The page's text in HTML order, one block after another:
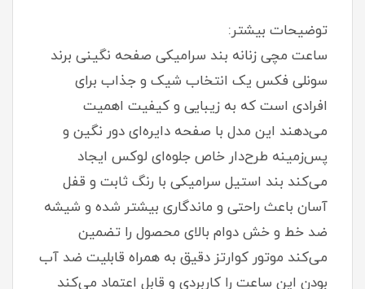
توضیحات بیشتر:
ساعت مچی زنانه بند سرامیکی صفحه نگینی برند
سونلی فکس یک انتخاب شیک و جذاب برای
افرادی است که به زیبایی و کیفیت اهمیت
می‌دهند این مدل با صفحه دایره‌ای دور نگین و
پس‌زمینه طرح‌دار خاص جلوه‌ای لوکس ایجاد
می‌کند بند استیل سرامیکی با رنگ ثابت و قفل
آسان باعث راحتی و ماندگاری بیشتر شده و شیشه
ضد خط و خش دوام بالای محصول را تضمین
می‌کند موتور کوارتز دقیق به همراه قابلیت ضد آب
بودن این ساعت را کاربردی و قابل اعتماد می‌کند